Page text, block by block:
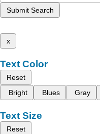
Submit Search
x
Text Color
Reset
Bright
Blues Gray
Text Size
Reset